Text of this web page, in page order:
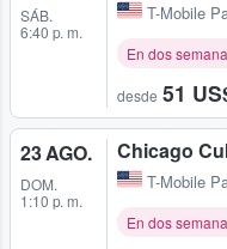
SÁB.
6:40 p. m.
T-Mobile
En dos
desde 51
23 AGO.
DOM.
1:10 p. m.
Chicago
T-Mobile
En dos